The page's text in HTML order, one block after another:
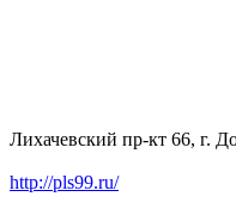
Лихачевский пр-кт 66, г.
http://pls99.ru/